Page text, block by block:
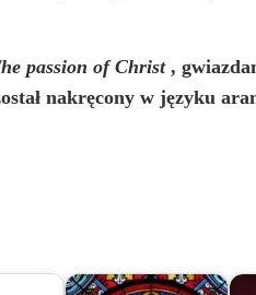
passion of Christ,
nakręcony w języku